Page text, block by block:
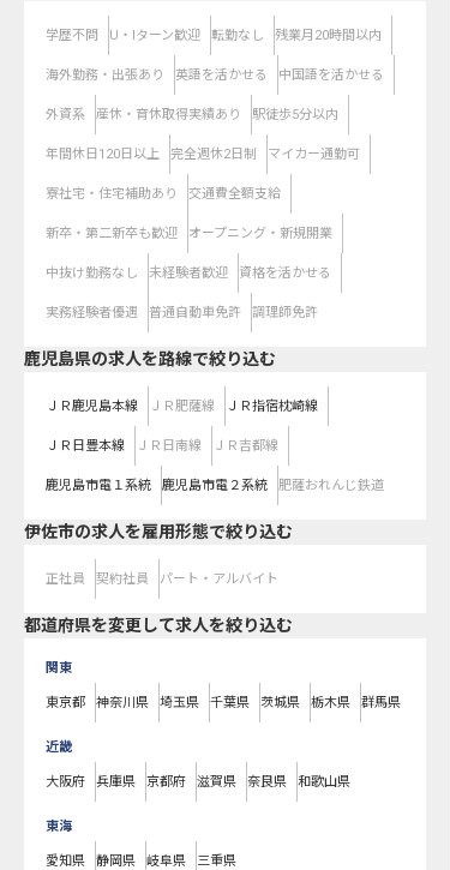
学歴不問 U・Iターン歓迎 転勤なし 残業月20時間以内
海外勤務・出張あり 英語を活かせる 中国語を活かせる
外資系 産休・育休取得実績あり 駅徒歩5分以内
年間休日120日以上 完全週休2日制 マイカー通勤可
寮社宅・住宅補助あり 交通費全額支給
新卒・第二新卒も歓迎 オープニング・新規開業
中抜け勤務なし 未経験者歓迎 資格を活かせる
実務経験者優遇 普通自動車免許 調理師免許
鹿児島県の求人を路線で絞り込む
ＪＲ鹿児島本線 ＪＲ肥薩線 ＪＲ指宿枕崎線
ＪＲ日豊本線 ＪＲ日南線 ＪＲ吉都線
鹿児島市電１系統 鹿児島市電２系統 肥薩おれんじ鉄道
伊佐市の求人を雇用形態で絞り込む
正社員 契約社員 パート・アルバイト
都道府県を変更して求人を絞り込む
関東
東京都 神奈川県 埼玉県 千葉県 茨城県 栃木県 群馬県
近畿
大阪府 兵庫県 京都府 滋賀県 奈良県 和歌山県
東海
愛知県 静岡県 岐阜県 三重県